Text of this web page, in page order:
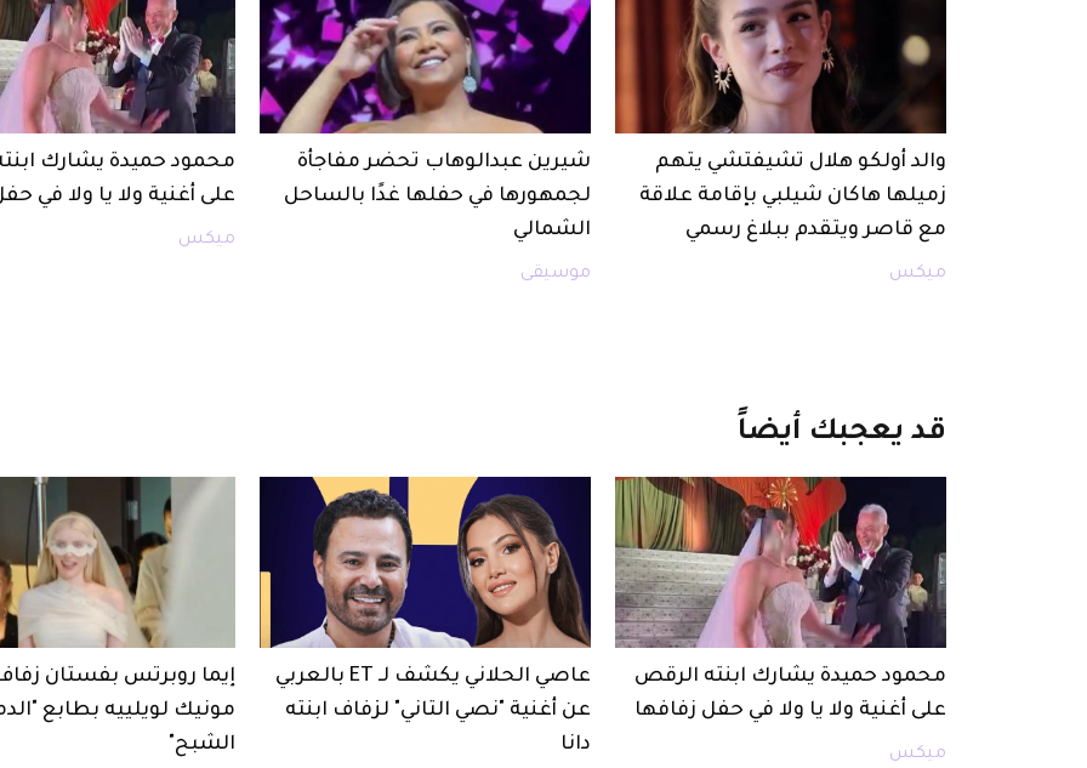
والد أولكو هلال تشيفتشي يتهم
زميلها هاكان شيلبي بإقامة علاقة
مع قاصر ويتقدم ببلاغ رسمي
ميكس
شيرين عبدالوهاب تحضر مفاجأة
لجمهورها في حفلها غدًا بالساحل
الشمالي
موسيقى
محمود حميدة يشارك
على أغنية ولا يا ولا في
ميكس
قد يعجبك أيضاً
محمود حميدة يشارك ابنته الرقص
على أغنية ولا يا ولا في حفل زفافها
ميكس
عاصي الحلاني يكشف لـ ET بالعربي
عن أغنية "نصي التاني" لزفاف ابنته
دانا
إيما روبرتس بفستان
مونيك لويلييه بطابع
الشبح"